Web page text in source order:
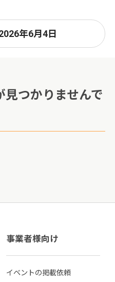
年6月4日
見つかりませんで
事業者様向け
イベントの掲載依頼